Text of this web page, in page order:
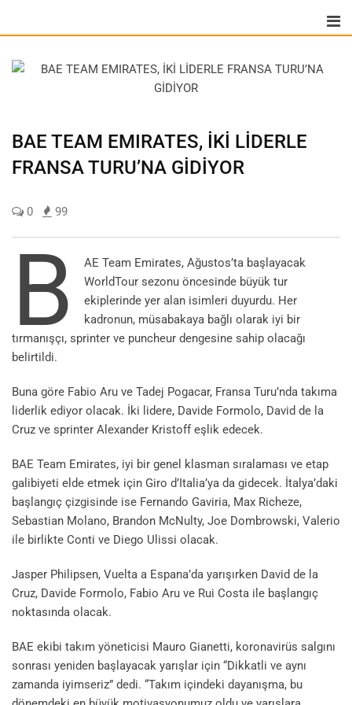
BAE TEAM EMIRATES, İKİ LİDERLE
FRANSA TURU’NA GİDİYOR
0 99
B
AE Team Emirates, Ağustos’ta başlayacak
WorldTour sezonu öncesinde büyük tur
ekiplerinde yer alan isimleri duyurdu. Her
kadronun, müsabakaya bağlı olarak iyi bir
tırmanışçı, sprinter ve puncheur dengesine sahip olacağı
belirtildi.
Buna göre Fabio Aru ve Tadej Pogacar, Fransa Turu’nda takıma
liderlik ediyor olacak. İki lidere, Davide Formolo, David de la
Cruz ve sprinter Alexander Kristoff eşlik edecek.
BAE Team Emirates, iyi bir genel klasman sıralaması ve etap
galibiyeti elde etmek için Giro d’Italia’ya da gidecek. İtalya’daki
başlangıç çizgisinde ise Fernando Gaviria, Max Richeze,
Sebastian Molano, Brandon McNulty, Joe Dombrowski, Valerio
ile birlikte Conti ve Diego Ulissi olacak.
Jasper Philipsen, Vuelta a Espana’da yarışırken David de la
Cruz, Davide Formolo, Fabio Aru ve Rui Costa ile başlangıç ​​
noktasında olacak.
BAE ekibi takım yöneticisi Mauro Gianetti, koronavirüs salgını
sonrası yeniden başlayacak yarışlar için “Dikkatli ve aynı
zamanda iyimseriz” dedi. “Takım içindeki dayanışma, bu